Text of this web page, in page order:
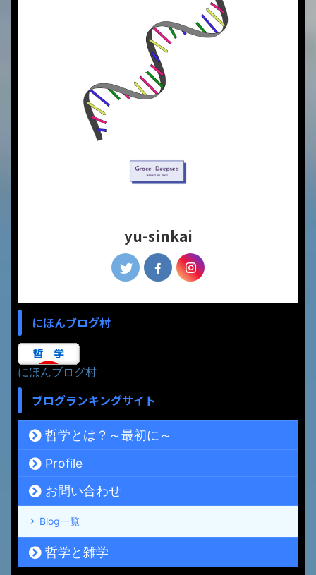
yu-sinkai
にほんブログ村
にほんブログ村
ブログランキングサイト
哲学とは？～最初に～
Profile
お問い合わせ
Blog一覧
哲学と雑学